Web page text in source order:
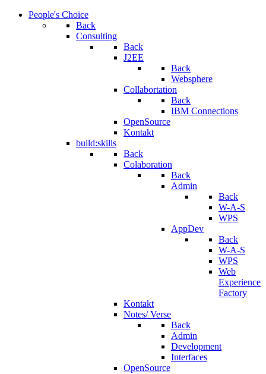
People's Choice
Back
Consulting
Back
J2EE
Back
Websphere
Collabortation
Back
IBM Connections
OpenSource
Kontakt
build:skills
Back
Colaboration
Back
Admin
Back
W-A-S
WPS
AppDev
Back
W-A-S
WPS
Web
Experience
Factory
Kontakt
Notes/ Verse
Back
Admin
Development
Interfaces
OpenSource